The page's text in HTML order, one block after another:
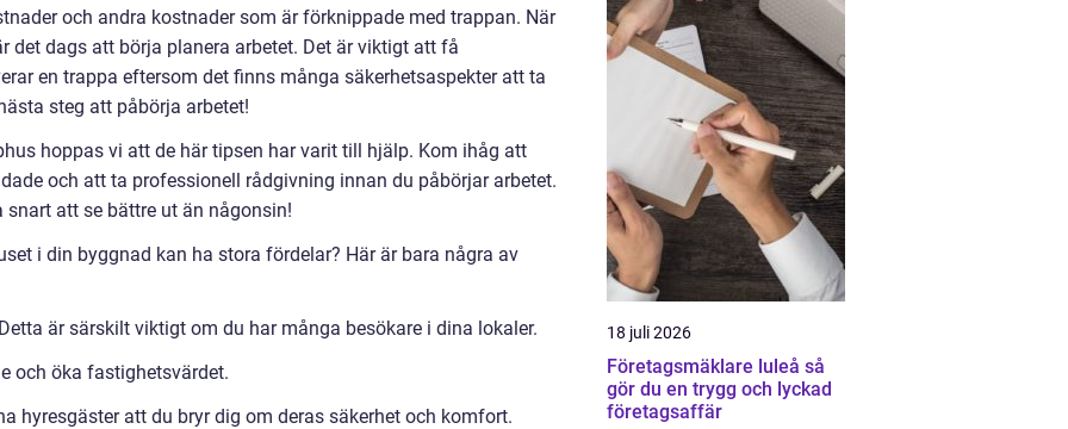
och andra kostnader som är förknippade med trappan. När
det dags att börja planera arbetet. Det är viktigt att få
en trappa eftersom det finns många säkerhetsaspekter att ta
steg att påbörja arbetet!
hoppas vi att de här tipsen har varit till hjälp. Kom ihåg att
och att ta professionell rådgivning innan du påbörjar arbetet.
att se bättre ut än någonsin!
i din byggnad kan ha stora fördelar? Här är bara några av
är särskilt viktigt om du har många besökare i dina lokaler.
och öka fastighetsvärdet.
hyresgäster att du bryr dig om deras säkerhet och komfort.
18 juli 2026
Företagsmäklare luleå så
gör du en trygg och lyckad
företagsaffär